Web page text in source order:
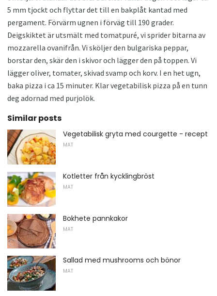
5 mm tjockt och flyttar det till en bakplåt kantad med
pergament. Förvärm ugnen i förväg till 190 grader.
Deigskiktet är utsmält med tomatpuré, vi sprider bitarna av
mozzarella ovanifrån. Vi sköljer den bulgariska peppar,
borstar den, skär den i skivor och lägger den på toppen. Vi
lägger oliver, tomater, skivad svamp och korv. I en het ugn,
baka pizza i ca 15 minuter. Klar vegetabilisk pizza på en tunn
deg adornad med purjolök.
Similar posts
Vegetabilisk gryta med courgette - recept
MAT
Kotletter från kycklingbröst
MAT
Bokhete pannkakor
MAT
Sallad med mushrooms och bönor
MAT